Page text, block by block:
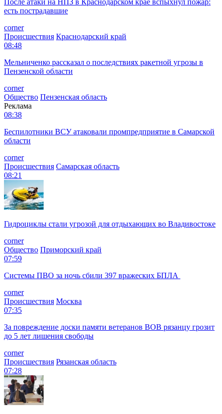
есть пострадавшие
corner
Происшествия Краснодарский край
08:48
Мельниченко рассказал о последствиях ракетной угрозы в
Пензенской области
corner
Общество Пензенская область
Реклама
08:38
Беспилотники ВСУ атаковали промпредприятие в Самарской
области
corner
Происшествия Самарская область
08:21
Гидроциклы стали угрозой для отдыхающих во Владивостоке
corner
Общество Приморский край
07:59
Системы ПВО за ночь сбили 397 вражеских БПЛА
corner
Происшествия Москва
07:35
За повреждение доски памяти ветеранов ВОВ рязанцу грозит
до 5 лет лишения свободы
corner
Происшествия Рязанская область
07:28